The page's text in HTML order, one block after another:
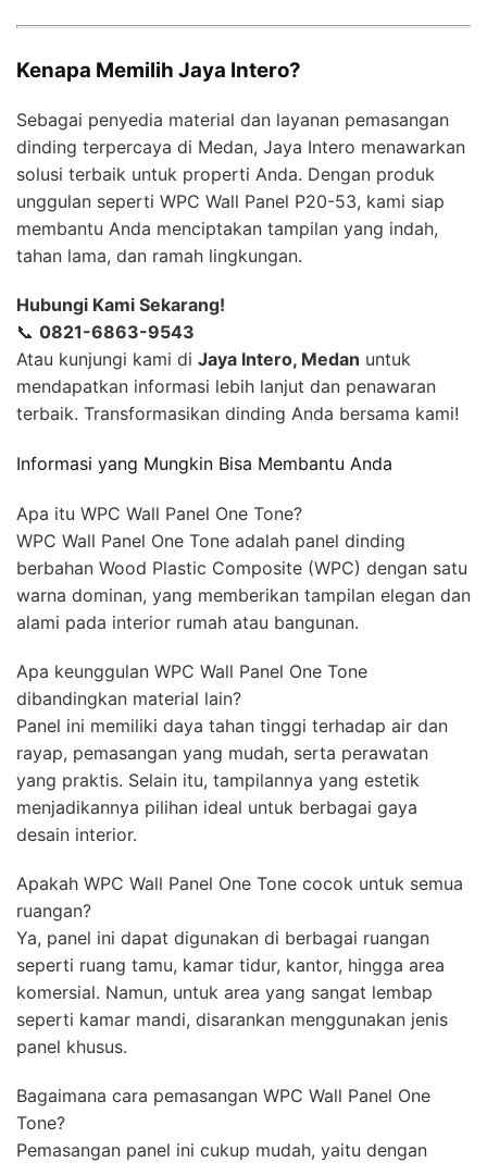
Kenapa Memilih Jaya Intero?
Sebagai penyedia material dan layanan pemasangan
dinding terpercaya di Medan, Jaya Intero menawarkan
solusi terbaik untuk properti Anda. Dengan produk
unggulan seperti WPC Wall Panel P20-53, kami siap
membantu Anda menciptakan tampilan yang indah,
tahan lama, dan ramah lingkungan.
Hubungi Kami Sekarang!
📞 0821-6863-9543
Atau kunjungi kami di Jaya Intero, Medan untuk
mendapatkan informasi lebih lanjut dan penawaran
terbaik. Transformasikan dinding Anda bersama kami!
Informasi yang Mungkin Bisa Membantu Anda
Apa itu WPC Wall Panel One Tone?
WPC Wall Panel One Tone adalah panel dinding
berbahan Wood Plastic Composite (WPC) dengan satu
warna dominan, yang memberikan tampilan elegan dan
alami pada interior rumah atau bangunan.
Apa keunggulan WPC Wall Panel One Tone
dibandingkan material lain?
Panel ini memiliki daya tahan tinggi terhadap air dan
rayap, pemasangan yang mudah, serta perawatan
yang praktis. Selain itu, tampilannya yang estetik
menjadikannya pilihan ideal untuk berbagai gaya
desain interior.
Apakah WPC Wall Panel One Tone cocok untuk semua
ruangan?
Ya, panel ini dapat digunakan di berbagai ruangan
seperti ruang tamu, kamar tidur, kantor, hingga area
komersial. Namun, untuk area yang sangat lembap
seperti kamar mandi, disarankan menggunakan jenis
panel khusus.
Bagaimana cara pemasangan WPC Wall Panel One
Tone?
Pemasangan panel ini cukup mudah, yaitu dengan